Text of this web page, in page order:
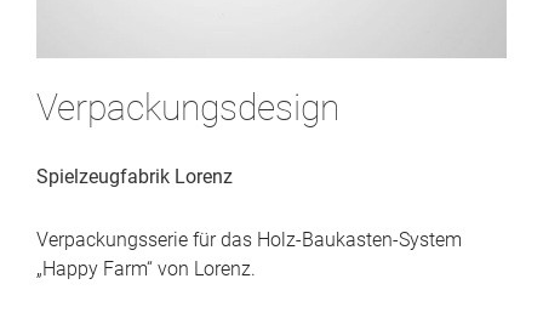
Verpackungsdesign
Spielzeugfabrik Lorenz
Verpackungsserie für das Holz-Baukasten-System
„Happy Farm“ von Lorenz.